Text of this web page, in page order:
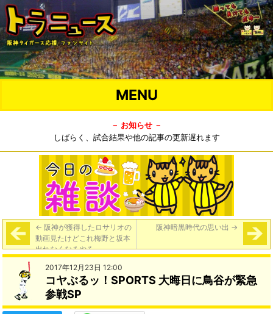
MENU
－ お知らせ －
しばらく、試合結果や他の記事の更新遅れます
← 阪神が獲得したロサリオの
動画見たけどこれ梅野と坂本
出れなくなるやろ
阪神暗黒時代の思い出 →
2017年12月23日 12:00
コヤぶるッ！SPORTS 大晦日に鳥谷が緊急
参戦SP